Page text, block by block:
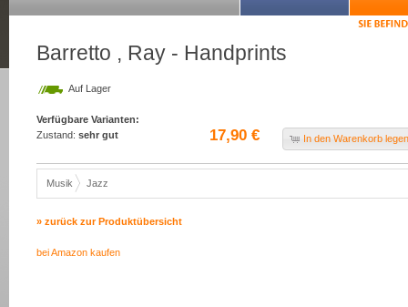
Barretto , Ray - Handprints
Auf Lager
Verfügbare Varianten:
Zustand: sehr gut 17,90 € In den Warenkorb
Musik Jazz
» zurück zur Produktübersicht
bei Amazon kaufen